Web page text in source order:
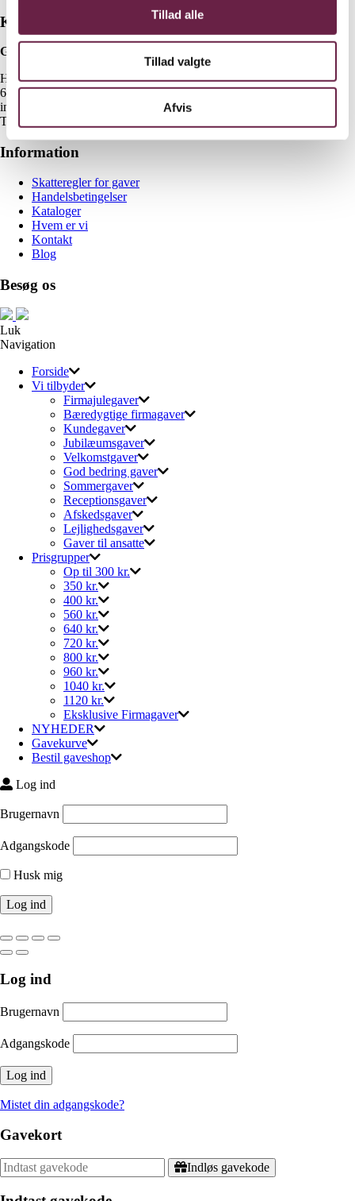
Tillad alle
Tillad valgte
Afvis
Kontakt
Gaveshop.nu
H E Bluhmes Vej 53
6700 Esbjerg
info@gaveshop.nu
Tlf +45 28702875
Information
Skatteregler for gaver
Handelsbetingelser
Kataloger
Hvem er vi
Kontakt
Blog
Besøg os
Luk
Navigation
Forside
Vi tilbyder
Firmajulegaver
Bæredygtige firmagaver
Kundegaver
Jubilæumsgaver
Velkomstgaver
God bedring gaver
Sommergaver
Receptionsgaver
Afskedsgaver
Lejlighedsgaver
Gaver til ansatte
Prisgrupper
Op til 300 kr.
350 kr.
400 kr.
560 kr.
640 kr.
720 kr.
800 kr.
960 kr.
1040 kr.
1120 kr.
Eksklusive Firmagaver
NYHEDER
Gavekurve
Bestil gaveshop
Log ind
Brugernavn
Adgangskode
Husk mig
Log ind
Brugernavn
Adgangskode
Mistet din adgangskode?
Gavekort
Indløs gavekode